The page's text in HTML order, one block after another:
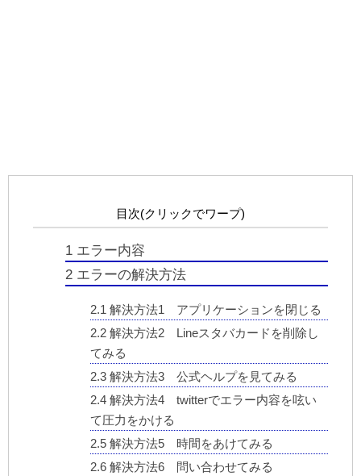
目次(クリックでワープ)
1 エラー内容
2 エラーの解決方法
2.1 解決方法1 アプリケーションを閉じる
2.2解決方法2 Lineスタバカードを削除し
てみる
2.3解決方法3 公式ヘルプを見てみる
2.4解決方法4 twitterでエラー内容を呟い
て圧力をかける
2.5解決方法5 時間をあけてみる
2.6解決方法6 問い合わせてみる